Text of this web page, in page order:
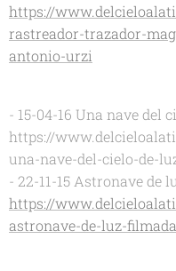
https://
rastreador-trazador-
antonio-urzi
- 15-04-16 Una nave del
https://
una-nave-del-cielo-de-
- 22-11-15 Astronave de
https://
astronave-de-luz-